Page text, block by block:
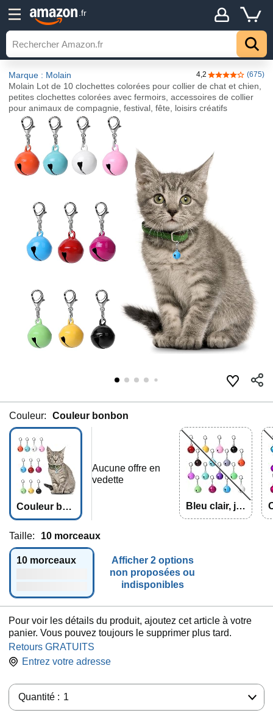
.fr
Marque : Molain 4,2 4,2 sur 5(675)
Molain Lot de 10 clochettes colorées pour collier de chat et chien,
petites clochettes colorées avec fermoirs, accessoires de collier
pour animaux de compagnie, festival, fête, loisirs créatifs
Couleur: Couleur bonbon
Couleur bon
bon
Aucune offre en
vedette
Bleu clair, ja
une, rose, vi
marron, blan
c, vert lac cie
air
Taille: 10 morceaux
10 morceaux
Afficher 2 options
non proposées ou
indisponibles
Pour voir les détails du produit, ajoutez cet article à votre
panier. Vous pouvez toujours le supprimer plus tard.
Retours GRATUITS
Entrez votre adresse
Quantité : 1